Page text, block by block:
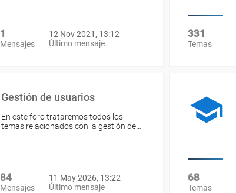
1
Mensajes
12 Nov 2021, 13:12
Último mensaje
331
Temas
Gestión de usuarios
En este foro trataremos todos los
temas relacionados con la gestión de…
84
Mensajes
11 May 2026, 13:22
Último mensaje
68
Temas